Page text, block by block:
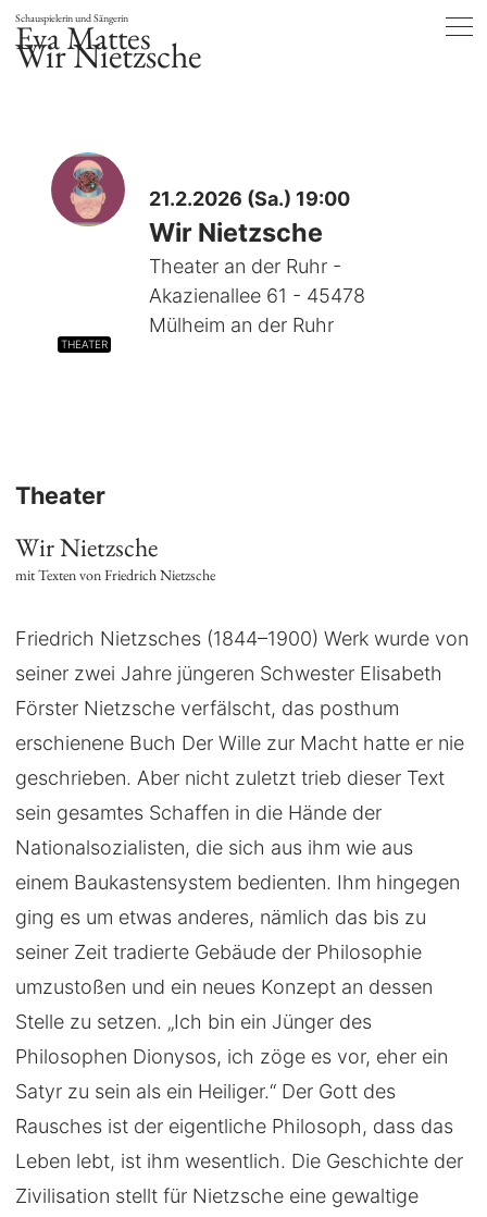
Schauspielerin und Sängerin
Eva Mattes
Wir Nietzsche
THEATER
21.2.2026 (Sa.) 19:00
Wir Nietzsche
Theater an der Ruhr -
Akazienallee 61 - 45478
Mülheim an der Ruhr
Theater
Wir Nietzsche
mit Texten von Friedrich Nietzsche
Friedrich Nietzsches (1844–1900) Werk wurde von
seiner zwei Jahre jüngeren Schwester Elisabeth
Förster Nietzsche verfälscht, das posthum
erschienene Buch Der Wille zur Macht hatte er nie
geschrieben. Aber nicht zuletzt trieb dieser Text
sein gesamtes Schaffen in die Hände der
Nationalsozialisten, die sich aus ihm wie aus
einem Baukastensystem bedienten. Ihm hingegen
ging es um etwas anderes, nämlich das bis zu
seiner Zeit tradierte Gebäude der Philosophie
umzustoßen und ein neues Konzept an dessen
Stelle zu setzen. „Ich bin ein Jünger des
Philosophen Dionysos, ich zöge es vor, eher ein
Satyr zu sein als ein Heiliger.“ Der Gott des
Rausches ist der eigentliche Philosoph, dass das
Leben lebt, ist ihm wesentlich. Die Geschichte der
Zivilisation stellt für Nietzsche eine gewaltige